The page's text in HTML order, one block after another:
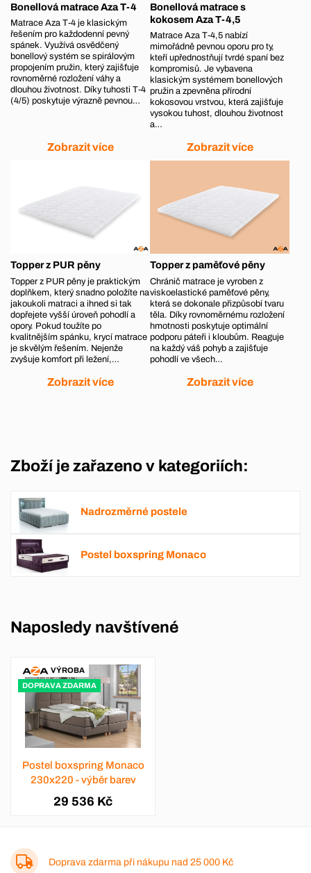
Bonellová matrace Aza T-4
Matrace Aza T‑4 je klasickým
řešením pro každodenní pevný
spánek. Využívá osvědčený
bonellový systém se spirálovým
propojením pružin, který zajišťuje
rovnoměrné rozložení váhy a
dlouhou životnost. Díky tuhosti T‑4
(4/5) poskytuje výrazně pevnou…
Zobrazit více
Bonellová matrace s
kokosem Aza T-4,5
Matrace Aza T‑4,5 nabízí
mimořádně pevnou oporu pro ty,
kteří upřednostňují tvrdé spaní bez
kompromisů. Je vybavena
klasickým systémem bonellových
pružin a zpevněna přírodní
kokosovou vrstvou, která zajišťuje
vysokou tuhost, dlouhou životnost
a…
Zobrazit více
Topper z PUR pěny
Topper z PUR pěny je praktickým
doplňkem, který snadno položíte na
jakoukoli matraci a ihned si tak
dopřejete vyšší úroveň pohodlí a
opory. Pokud toužíte po
kvalitnějším spánku, krycí matrace
je skvělým řešením. Nejenže
zvyšuje komfort při ležení,…
Zobrazit více
Topper z paměťové pěny
Chránič matrace je vyroben z
viskoelastické paměťové pěny,
která se dokonale přizpůsobí tvaru
těla. Díky rovnoměrnému rozložení
hmotnosti poskytuje optimální
podporu páteři i kloubům. Reaguje
na každý váš pohyb a zajišťuje
pohodlí ve všech…
Zobrazit více
Zboží je zařazeno v kategoriích:
Nadrozměrné postele
Postel boxspring Monaco
Naposledy navštívené
VÝROBA
DOPRAVA ZDARMA
Postel boxspring Monaco
230x220 - výběr barev
29 536 Kč
Doprava zdarma při nákupu nad 25 000 Kč